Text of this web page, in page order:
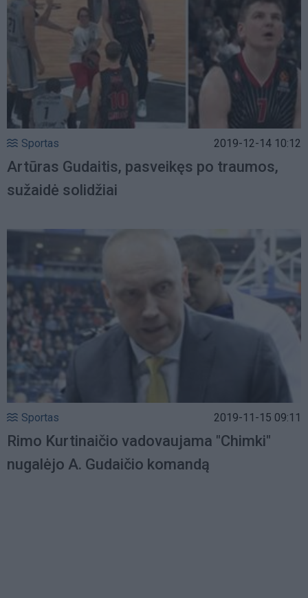
Sportas 2019-12-14 10:12
Artūras Gudaitis, pasveikęs po traumos,
sužaidė solidžiai
Sportas 2019-11-15 09:11
Rimo Kurtinaičio vadovaujama "Chimki"
nugalėjo A. Gudaičio komandą